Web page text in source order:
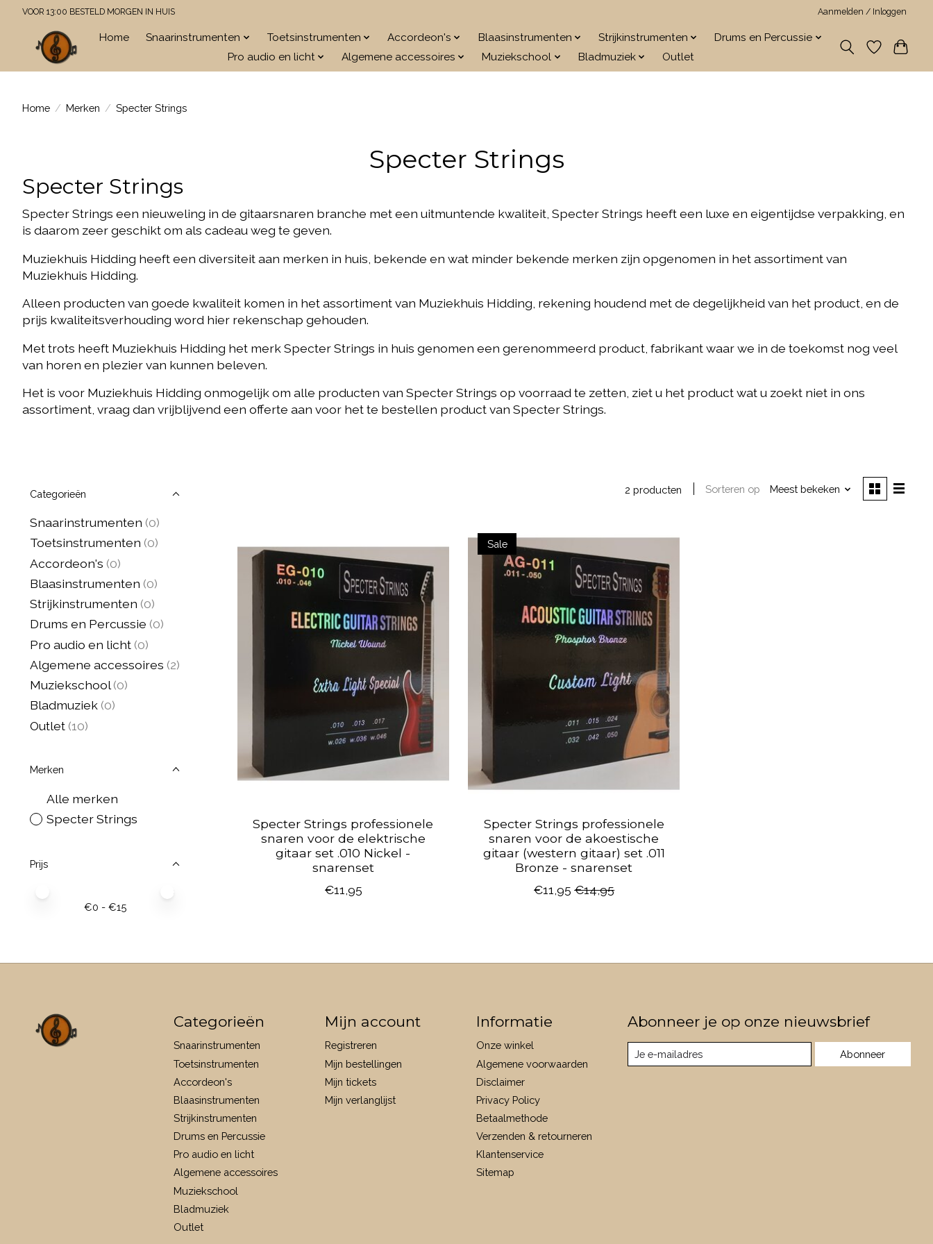
VOOR 13:00 BESTELD MORGEN IN HUIS Aanmelden / Inloggen
Home Snaarinstrumenten Toetsinstrumenten Accordeon's Blaasinstrumenten Strijkinstrumenten
Drums en Percussie
Pro audio en licht
Algemene accessoires Muziekschool Bladmuziek Outlet
Home / Merken / Specter Strings
Specter Strings
Specter Strings
Specter Strings een nieuweling in de gitaarsnaren branche met een uitmuntende kwaliteit, Specter Strings heeft een luxe en eigentijdse verpakking, en
is daarom zeer geschikt om als cadeau weg te geven.
Muziekhuis Hidding heeft een diversiteit aan merken in huis, bekende en wat minder bekende merken zijn opgenomen in het assortiment van
Muziekhuis Hidding.
Alleen producten van goede kwaliteit komen in het assortiment van Muziekhuis Hidding, rekening houdend met de degelijkheid van het product, en de
prijs kwaliteitsverhouding word hier rekenschap gehouden.
Met trots heeft Muziekhuis Hidding het merk Specter Strings in huis genomen een gerenommeerd product, fabrikant waar we in de toekomst nog veel
van horen en plezier van kunnen beleven.
Het is voor Muziekhuis Hidding onmogelijk om alle producten van Specter Strings op voorraad te zetten, ziet u het product wat u zoekt niet in ons
assortiment, vraag dan vrijblijvend een offerte aan voor het te bestellen product van Specter Strings.
Categorieën
Snaarinstrumenten (0)
Toetsinstrumenten (0)
Accordeon's (0)
Blaasinstrumenten (0)
Strijkinstrumenten (0)
Drums en Percussie (0)
Pro audio en licht (0)
Algemene accessoires (2)
Muziekschool (0)
Bladmuziek (0)
Outlet (10)
Merken
Alle merken
Specter Strings
Prijs
€0 - €15
2 producten Sorteren op Meest bekeken
Specter Strings professionele
snaren voor de elektrische
gitaar set .010 Nickel -
snarenset
€11,95
Sale
Specter Strings professionele
snaren voor de akoestische
gitaar (western gitaar) set .011
Bronze - snarenset
€11,95 €14,95
Categorieën
Snaarinstrumenten
Toetsinstrumenten
Accordeon's
Blaasinstrumenten
Strijkinstrumenten
Drums en Percussie
Pro audio en licht
Algemene accessoires
Muziekschool
Bladmuziek
Outlet
Mijn account
Registreren
Mijn bestellingen
Mijn tickets
Mijn verlanglijst
Informatie
Onze winkel
Algemene voorwaarden
Disclaimer
Privacy Policy
Betaalmethode
Verzenden & retourneren
Klantenservice
Sitemap
Abonneer je op onze nieuwsbrief
Abonneer